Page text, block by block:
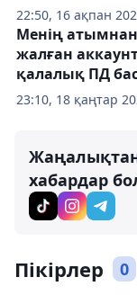
22:50, 16 ақпан
23:10, 18 қаңтар
Менің
жалған
қалалық ПД
хабардар
Пікірлер 0